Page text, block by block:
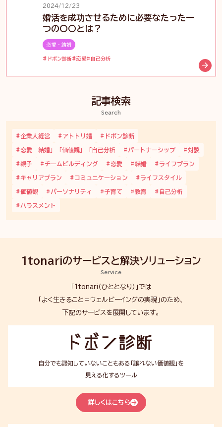
2024/12/23
婚活を成功させるために必要なたった一
つの〇〇とは？
恋愛・結婚
ドボン診断 恋愛 自己分析
記事検索
Search
企業人経営 アトトリ婚 ドボン診断
恋愛 結婚」「価値観」「自己分析 パートナーシップ 対談
親子 チームビルディング 恋愛 結婚 ライフプラン
キャリアプラン コミュニケーション ライフスタイル
価値観 パーソナリティ 子育て 教育 自己分析
ハラスメント
1tonariのサービスと解決ソリューション
Service
「1tonari（ひととなり）」では
「よく生きること＝ウェルビーイングの実現」のため、
下記のサービスを展開しています。
ド
ボ
診
自分でも認知していないこともある「譲れない価値観」を
見える化するツール
詳しくはこちら